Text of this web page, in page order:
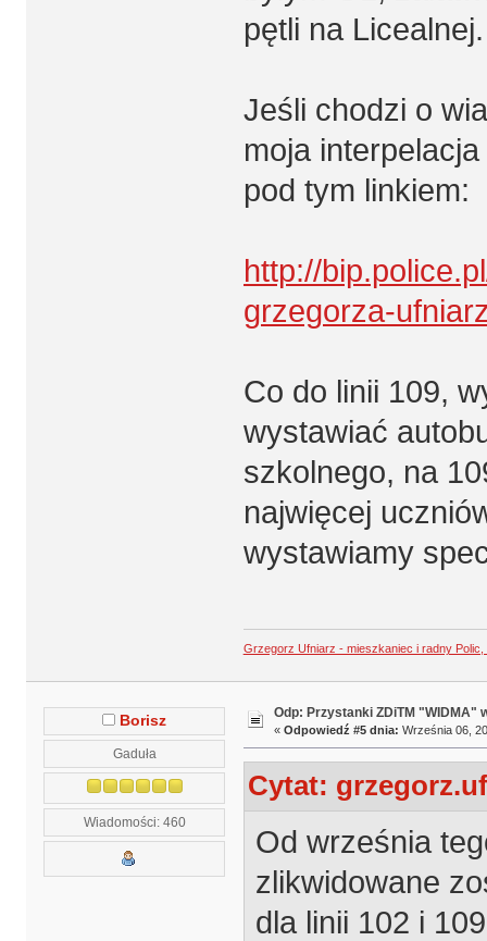
pętli na Licealnej.
Jeśli chodzi o
moja
pod tym linkiem:
http://
grzegorza-
Co do linii 109,
wystawiać
szkolnego, na
najwięcej
wystawiamy
Grzegorz Ufniarz - mieszkaniec i radny
Borisz
Gaduła
Wiadomości: 460
Odp: Przystanki ZDiTM "WIDMA"
« Odpowiedź #5 dnia: Września 06,
Cytat:
Od września
zlikwidowane
dla linii 102 i